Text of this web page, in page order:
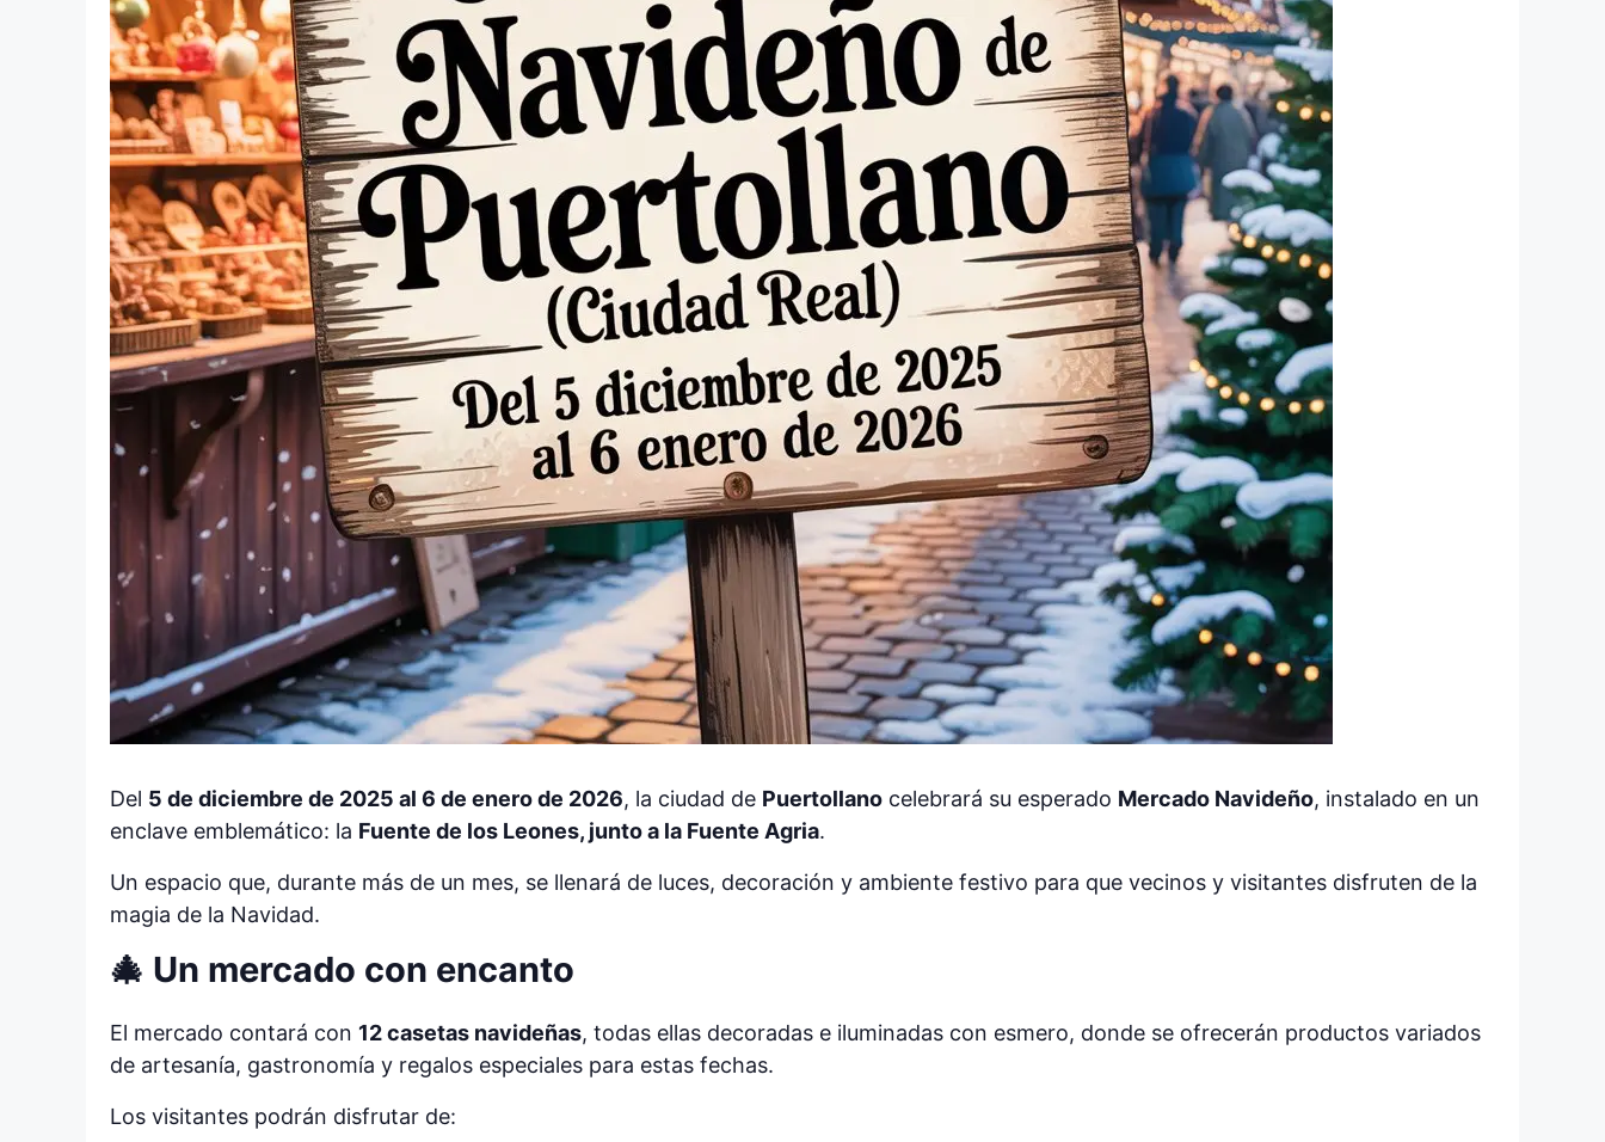
Del 5 de diciembre de 2025 al 6 de enero de 2026, la ciudad de Puertollano celebrará su esperado Mercado Navideño, instalado en un
enclave emblemático: la Fuente de los Leones, junto a la Fuente Agria.
Un espacio que, durante más de un mes, se llenará de luces, decoración y ambiente festivo para que vecinos y visitantes disfruten de la
magia de la Navidad.
🎄 Un mercado con encanto
El mercado contará con 12 casetas navideñas, todas ellas decoradas e iluminadas con esmero, donde se ofrecerán productos variados
de artesanía, gastronomía y regalos especiales para estas fechas.
Los visitantes podrán disfrutar de: